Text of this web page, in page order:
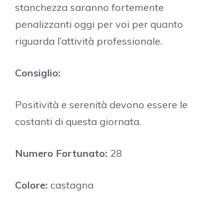
stanchezza saranno fortemente
penalizzanti oggi per voi per quanto
riguarda l’attività professionale.
Consiglio:
Positività e serenità devono essere le
costanti di questa giornata.
Numero Fortunato: 28
Colore: castagna